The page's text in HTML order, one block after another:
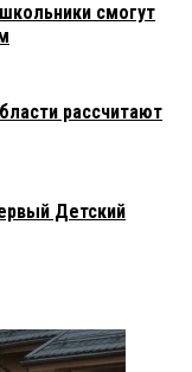
смогут
рассчитают
Детский